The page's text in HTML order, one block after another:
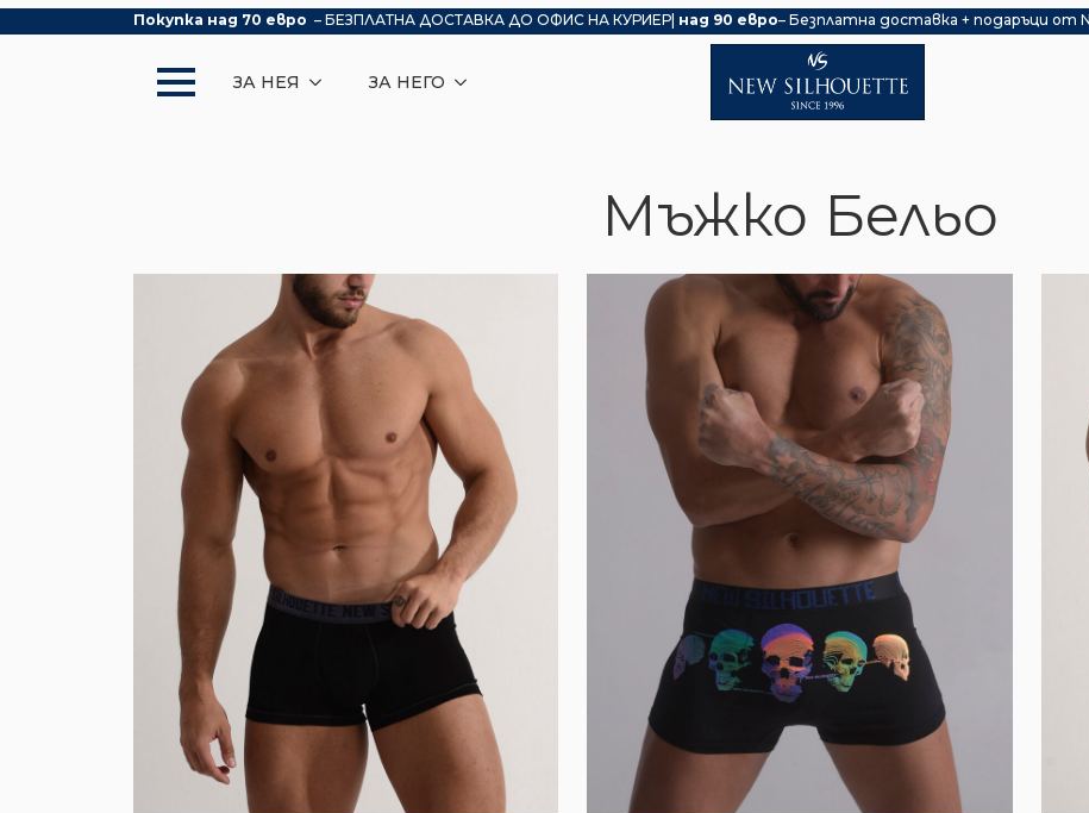
Покупка над 70 евро– БЕЗПЛАТНА ДОСТАВКА ДО ОФИС НА КУРИЕР|над 90 евро– Безплатна доставка + подаръци от
ЗА НЕЯ ЗА НЕГО
Мъжко Бельо